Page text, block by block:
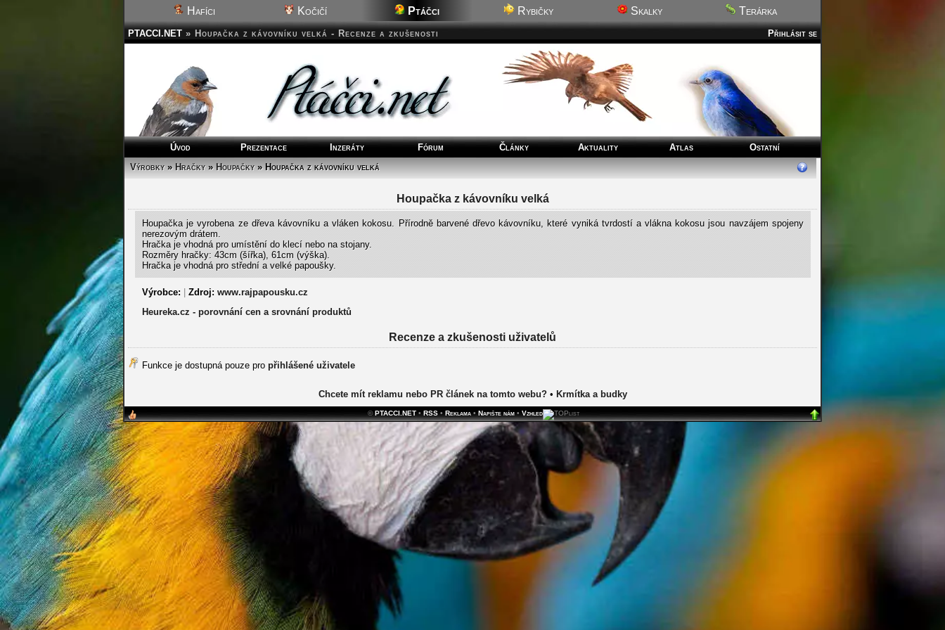
Hafíci Kočičí Ptáčci Rybičky Skalky Terárka
Přihlásit se
PTACCI.NET » Houpačka z kávovníku velká - Recenze a zkušenosti
Úvod Prezentace Inzeráty Fórum Články Aktuality Atlas
Ostatní
Výrobky»Hračky»Houpačky» Houpačka z kávovníku velká
Houpačka z kávovníku velká
Houpačka je vyrobena ze dřeva kávovníku a vláken kokosu. Přírodně barvené dřevo kávovníku, které vyniká tvrdostí a vlákna kokosu jsou navzájem spojeny
nerezovým drátem.
Hračka je vhodná pro umístění do klecí nebo na stojany.
Rozměry hračky: 43cm (šířka), 61cm (výška).
Hračka je vhodná pro střední a velké papoušky.
Výrobce: Zdroj: www.rajpapousku.cz
Heureka.cz - porovnání cen a srovnání produktů
Recenze a zkušenosti uživatelů
Funkce je dostupná pouze pro přihlášené uživatele
Chcete mít reklamu nebo PR článek na tomto webu?• Krmítka a budky
©PTACCI.NET • RSS • Reklama • Napište nám • Vzhled